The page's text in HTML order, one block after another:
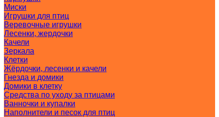
Миски
Игрушки для птиц
Веревочные игрушки
Лесенки, жердочки
Качели
Зеркала
Клетки
Жёрдочки, лесенки и качели
Гнезда и домики
Домики в клетку
Средства по уходу за птицами
Ванночки и купалки
Наполнители и песок для птиц